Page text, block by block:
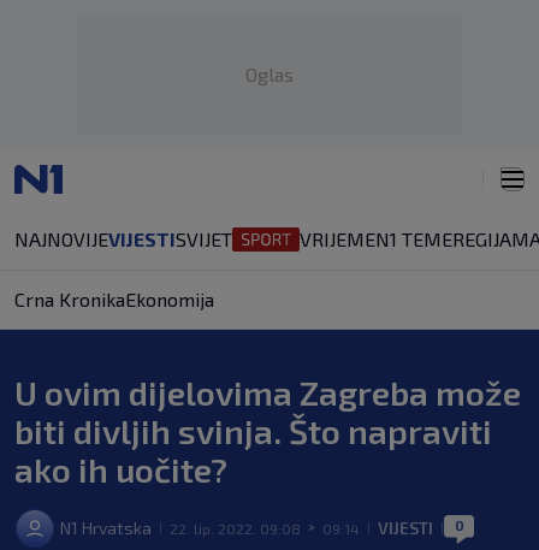
Oglas
NAJNOVIJEVIJESTISVIJET VRIJEMEN1 TEMEREGIJA
Crna KronikaEkonomija
U ovim dijelovima Zagreba može
biti divljih svinja. Što napraviti
ako ih uočite?
N1 Hrvatska 22. lip. 2022. 09:08 > 09:14 VIJESTI 0